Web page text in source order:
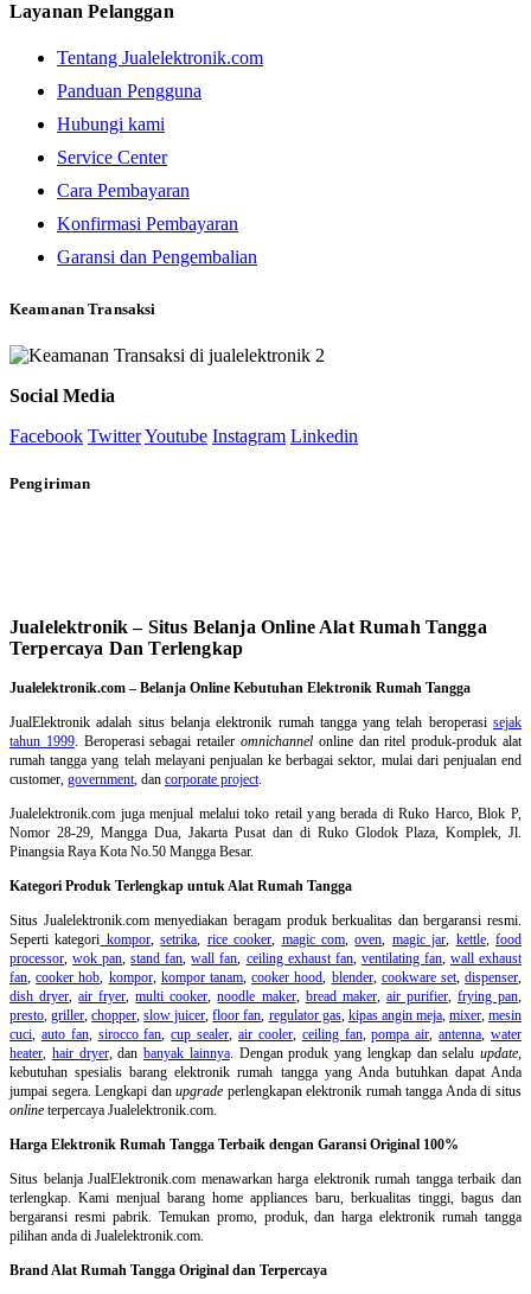
Layanan Pelanggan
Tentang Jualelektronik.com
Panduan Pengguna
Hubungi kami
Service Center
Cara Pembayaran
Konfirmasi Pembayaran
Garansi dan Pengembalian
Keamanan Transaksi
Social Media
Facebook TwitterYoutube Instagram Linkedin
Pengiriman
Jualelektronik – Situs Belanja Online Alat Rumah Tangga
Terpercaya Dan Terlengkap
Jualelektronik.com – Belanja Online Kebutuhan Elektronik Rumah Tangga
JualElektronik adalah situs belanja elektronik rumah tanggayang telah beroperasisejak
tahun 1999. Beroperasi sebagai retaileromnichannel online dan ritel produk-produk alat
rumah tangga yang telah melayani penjualan ke berbagai sektor, mulai dari penjualan end
customer, government , dan corporate project
Jualelektronik.com juga menjual melalui toko retail yang berada di Ruko Harco, Blok P,
Nomor 28-29, Mangga Dua, Jakarta Pusat dan di Ruko Glodok Plaza, Komplek, Jl.
Pinangsia Raya Kota No.50 Mangga Besar.
Kategori Produk Terlengkap untuk Alat Rumah Tangga
Situs Jualelektronik.com menyediakan beragam produk berkualitas dan bergaransi resmi.
Seperti kategori kompor,setrika rice cooker magic com,oven magic jar kettle,food
processor ,wok pan ,stand fan ,wall fan ceiling exhaust fan, ventilating fan, wall exhaust
fan ,cooker hob kompor, kompor tanam,cooker hood blender, cookware set,dispenser
dish dryer ,air fryer ,multi cooker ,noodle maker, bread maker, air purifier, frying pan
presto ,griller ,chopper ,slow juicer ,floor fan regulator gas, kipas angin meja, mixer,mesin
cuci auto fan, sirocco fan ,cup sealer ,air cooler, ceiling fan,pompa air ,antenna ,water
heater hair dryer, dan banyak lainnya. Dengan produk yang lengkap dan selalu update
kebutuhan spesialis barang elektronik rumah tangga yang Anda butuhkan dapat Anda
jumpai segera. Lengkapi danupgrade perlengkapan elektronik rumah tangga Anda di situs
online terpercaya Jualelektronik.com.
Harga Elektronik Rumah Tangga Terbaik dengan Garansi Original 100%
Situs belanjaJualElektronik.com menawarkan harga elektronik rumah tangga terbaik dan
terlengkap. Kami menjual barang home appliances baru, berkualitas tinggi, bagus dan
bergaransi resmi pabrik. Temukan promo, produk, dan harga elektronik rumah tangga
pilihan anda di Jualelektronik.com.
Brand Alat Rumah Tangga Original dan Terpercaya